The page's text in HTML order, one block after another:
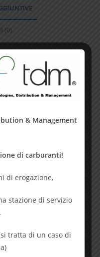
(0)
della centralina
Imec Rad a 32
& Management
di carburanti!
di erogazione,
stazione di servizio
tratta di un caso di